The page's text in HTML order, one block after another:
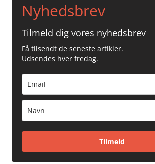
Nyhedsbrev
Tilmeld dig vores nyhedsbrev
Få tilsendt de seneste artikler.
Udsendes hver fredag.
Tilmeld